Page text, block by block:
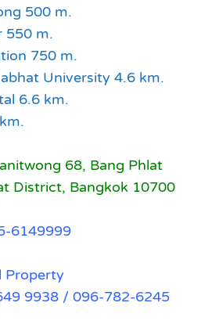
500 m.
550 m.
750 m.
University 4.6 km.
6.6 km.
68, Bang Phlat
District, Bangkok 10700
6149999
Property
9938 / 096-782-6245